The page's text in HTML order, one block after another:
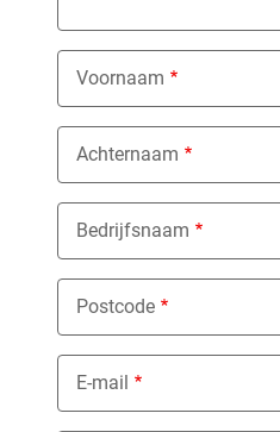
Voornaam
Achternaam
Bedrijfsnaam
Postcode
E-mail